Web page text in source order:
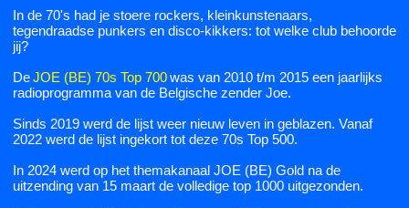
In de 70's had je stoere rockers, kleinkunstenaars,
tegendraadse punkers en disco-kikkers: tot welke club behoorde
jij?
DeJOE (BE) 70s Top 700was van 2010 t/m 2015 een jaarlijks
radioprogramma van de Belgische zender Joe.
Sinds 2019 werd de lijst weer nieuw leven in geblazen. Vanaf
2022 werd de lijst ingekort tot deze 70s Top 500.
In 2024 werd op het themakanaal JOE (BE) Gold na de
uitzending van 15 maart de volledige top 1000 uitgezonden.